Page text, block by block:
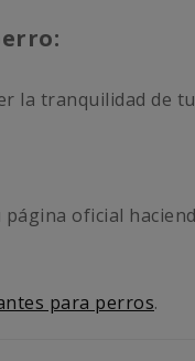
la tranquilidad de
oficial
para perros.